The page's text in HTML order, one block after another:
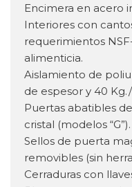
Encimera en acero
Interiores con
requerimientos
alimenticia.
Aislamiento de
de espesor y 40
Puertas abatibles
cristal (modelos “G”).
Sellos de puerta
removibles (sin
Cerraduras con